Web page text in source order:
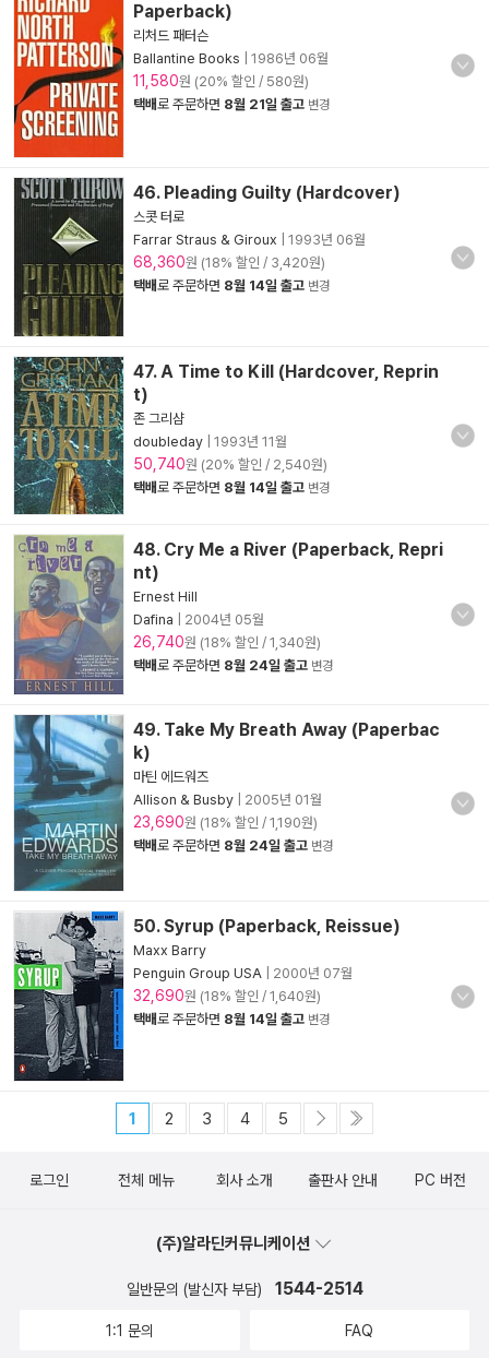
Paperback)
리처드 패터슨
Ballantine Books
1986년 06월
11,580원 (20% 할인 / 580원)
택배로 주문하면 8월 21일 출고 변경
46. Pleading Guilty (Hardcover)
스콧 터로
Farrar Straus & Giroux
1993년 06월
68,360원 (18% 할인 / 3,420원)
택배로 주문하면 8월 14일 출고 변경
47. A Time to Kill (Hardcover, Reprin
t)
존 그리샴
doubleday
1993년 11월
50,740원 (20% 할인 / 2,540원)
택배로 주문하면 8월 14일 출고 변경
48. Cry Me a River (Paperback, Repri
nt)
Ernest Hill
Dafina
2004년 05월
26,740원 (18% 할인 / 1,340원)
택배로 주문하면 8월 24일 출고 변경
49. Take My Breath Away (Paperbac
k)
마틴 에드워즈
Allison & Busby
2005년 01월
23,690원 (18% 할인 / 1,190원)
택배로 주문하면 8월 24일 출고 변경
50. Syrup (Paperback, Reissue)
Maxx Barry
Penguin Group USA
2000년 07월
32,690원 (18% 할인 / 1,640원)
택배로 주문하면 8월 14일 출고 변경
1 2 3 4 5
로그인 전체 메뉴 회사 소개 출판사 안내 PC 버전
(주)알라딘커뮤니케이션
일반문의 (발신자 부담) 1544-2514
1:1 문의 FAQ